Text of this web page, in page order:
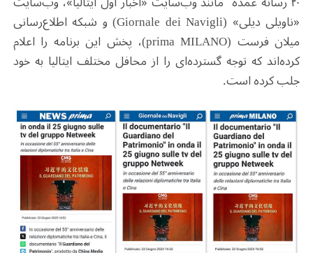
«ناویلی دیلی» (Giornale dei Navigli) و شبکه اطلاع‌رسانی
میلان فرست (prima MILANO)، پخش این برنامه را اعلام
کرده‌اند که توجه گسترده‌ای را از محافل مختلف ایتالیا به خود
جلب کرده است.